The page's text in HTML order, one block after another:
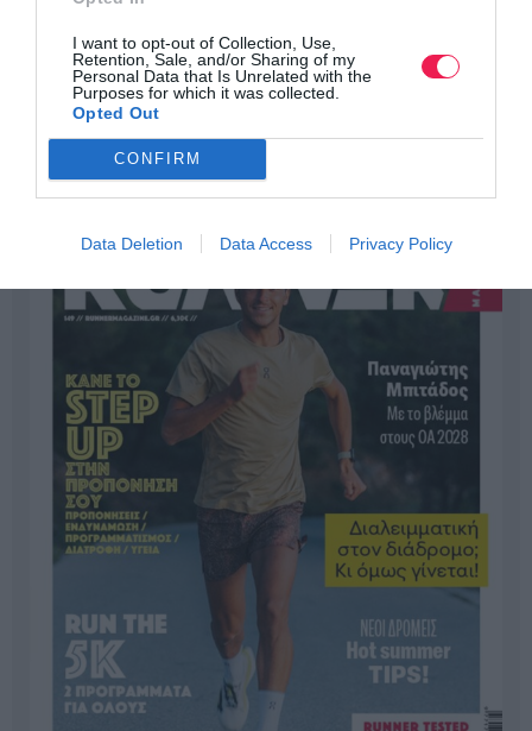
I want to opt-out of Collection, Use,
Retention, Sale, and/or Sharing of my
Personal Data that Is Unrelated with the
Purposes for which it was collected.
Opted Out
CONFIRM
Data Deletion Data Access Privacy Policy